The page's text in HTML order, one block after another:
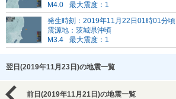
M4.0
最大震度：1
発生時刻：2019年11月22日01時01分頃
震源地：茨城県沖頃
M3.4
最大震度：1
翌日(2019年11月23日)の地震一覧
前日(2019年11月21日)の地震一覧